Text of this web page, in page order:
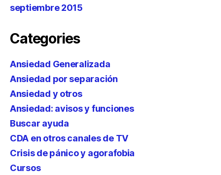
septiembre 2015
Categories
Ansiedad Generalizada
Ansiedad por separación
Ansiedad y otros
Ansiedad: avisos y funciones
Buscar ayuda
CDA en otros canales de TV
Crisis de pánico y agorafobia
Cursos